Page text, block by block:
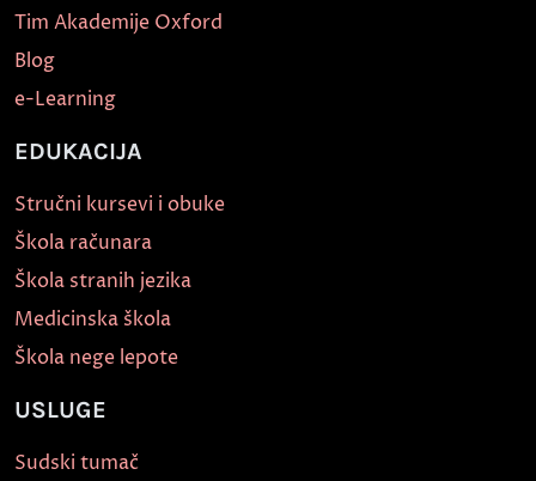
Tim Akademije Oxford
Blog
e-Learning
EDUKACIJA
Stručni kursevi i obuke
Škola računara
Škola stranih jezika
Medicinska škola
Škola nege lepote
USLUGE
Sudski tumač